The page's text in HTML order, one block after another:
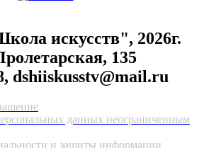
искусств", 2026г.
135
dshiiskusstv@mail.ru
данных неограниченным
и защиты информации